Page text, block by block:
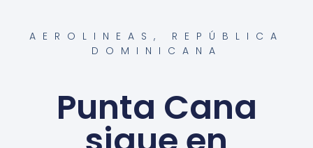
AEROLINEAS , REPÚBLICA
DOMINICANA
Punta Cana